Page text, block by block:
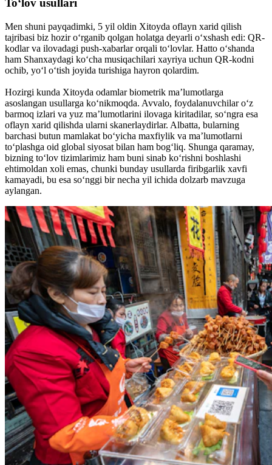
To‘lov usullari
Men shuni payqadimki, 5 yil oldin Xitoyda oflayn xarid qilish
tajribasi biz hozir o‘rganib qolgan holatga deyarli o‘xshash edi: QR-
kodlar va ilovadagi push-xabarlar orqali to‘lovlar. Hatto o‘shanda
ham Shanxaydagi ko‘cha musiqachilari xayriya uchun QR-kodni
ochib, yo‘l o‘tish joyida turishiga hayron qolardim.
Hozirgi kunda Xitoyda odamlar biometrik ma’lumotlarga
asoslangan usullarga ko‘nikmoqda. Avvalo, foydalanuvchilar o‘z
barmoq izlari va yuz ma’lumotlarini ilovaga kiritadilar, so‘ngra esa
oflayn xarid qilishda ularni skanerlaydirlar. Albatta, bularning
barchasi butun mamlakat bo‘yicha maxfiylik va ma’lumotlarni
to‘plashga oid global siyosat bilan ham bog‘liq. Shunga qaramay,
bizning to‘lov tizimlarimiz ham buni sinab ko‘rishni boshlashi
ehtimoldan xoli emas, chunki bunday usullarda firibgarlik xavfi
kamayadi, bu esa so‘nggi bir necha yil ichida dolzarb mavzuga
aylangan.